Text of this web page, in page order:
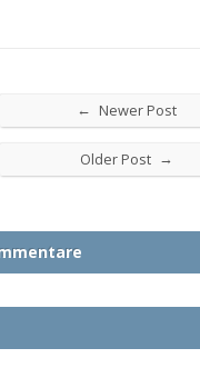
← Newer Post
Older Post →